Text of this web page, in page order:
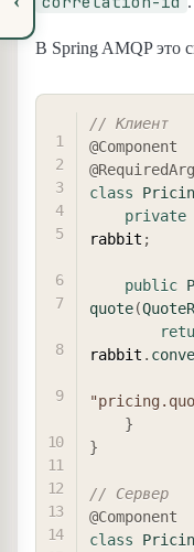
В Spring AMQP это
// Клиент
@Component
class
private
rabbit ;
public
quote(
rabbit .
}
}
// Сервер
@Component
class